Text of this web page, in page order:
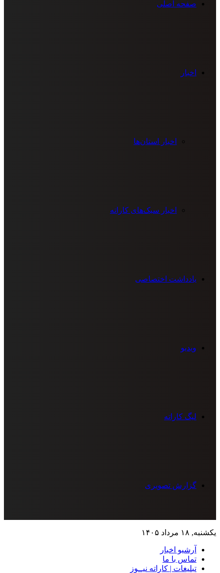
صفحه اصلی
اخبار
اخبار استان‌ها
اخبار سبک‌های کاراته
یادداشت اختصاصی
ویدیو
لیگ کاراته
گزارش تصویری
یکشنبه, ۱۸ مرداد ۱۴۰۵
آرشیو اخبار
تماس‌ با‌ ما
تبلیغات | کاراته نیــوز